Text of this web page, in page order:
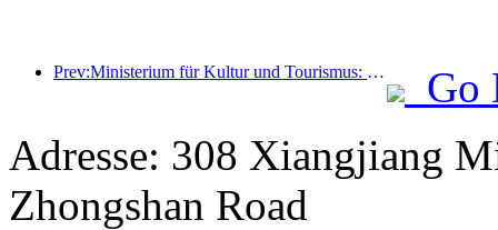
Prev:Ministerium für Kultur und Tourismus: Stärkung des Qualitätsmanagements von Touristenattraktionen und Verbesserung des Serviceniveaus von Sehenswürdigkeiten
Go
Adresse: 308 Xiangjiang
Zhongshan Road